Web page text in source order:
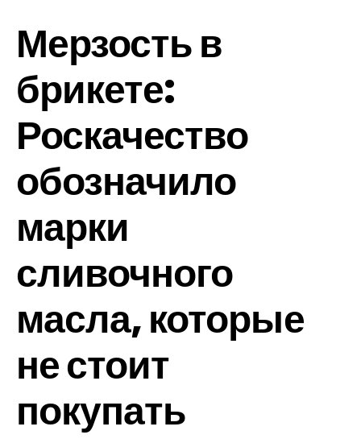
Мерзость в
брикете:
Роскачество
обозначило
марки
сливочного
масла, которые
не стоит
покупать